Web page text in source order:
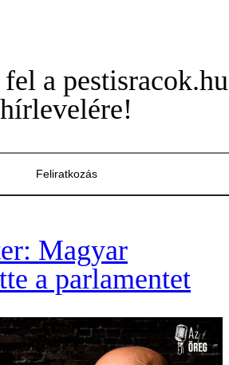
a pestisracok.hu
hírlevelére!
Feliratkozás
Magyar
a parlamentet